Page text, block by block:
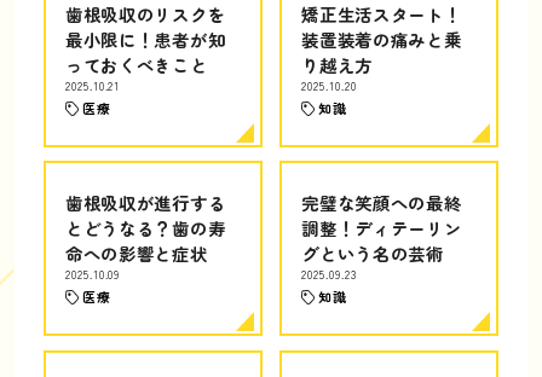
歯根吸収のリスクを
最小限に！患者が知
っておくべきこと
2025.10.21
医療
矯正生活スタート！
装置装着の痛みと乗
り越え方
2025.10.20
知識
歯根吸収が進行する
とどうなる？歯の寿
命への影響と症状
2025.10.09
医療
完璧な笑顔への最終
調整！ディテーリン
グという名の芸術
2025.09.23
知識